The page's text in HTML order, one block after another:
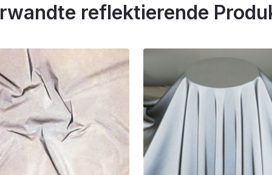
reflektierende